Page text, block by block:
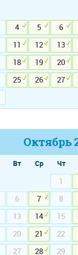
4 5 6
11 12 13
18 19 20
25 26 27
Октябрь
Вт Ср Чт
1
6 7 8
13 14 15
20 21 22
27 28 29